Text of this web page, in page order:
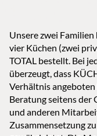
Unsere zwei
vier Küchen (zwei
TOTAL bestellt. Bei
überzeugt, dass
Verhältnis
Beratung seitens
und anderen
Zusammensetzung